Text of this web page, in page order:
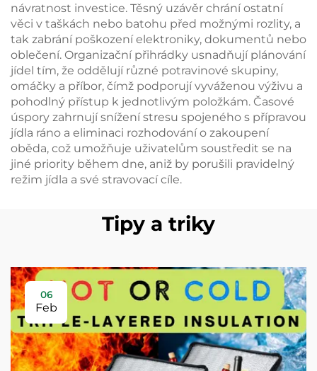
návratnost investice. Těsný uzávěr chrání ostatní
věci v taškách nebo batohu před možnými rozlity, a
tak zabrání poškození elektroniky, dokumentů nebo
oblečení. Organizační přihrádky usnadňují plánování
jídel tím, že oddělují různé potravinové skupiny,
omáčky a příbor, čímž podporují vyváženou výživu a
pohodlný přístup k jednotlivým položkám. Časové
úspory zahrnují snížení stresu spojeného s přípravou
jídla ráno a eliminaci rozhodování o zakoupení
oběda, což umožňuje uživatelům soustředit se na
jiné priority během dne, aniž by porušili pravidelný
režim jídla a své stravovací cíle.
Tipy a triky
06
Feb